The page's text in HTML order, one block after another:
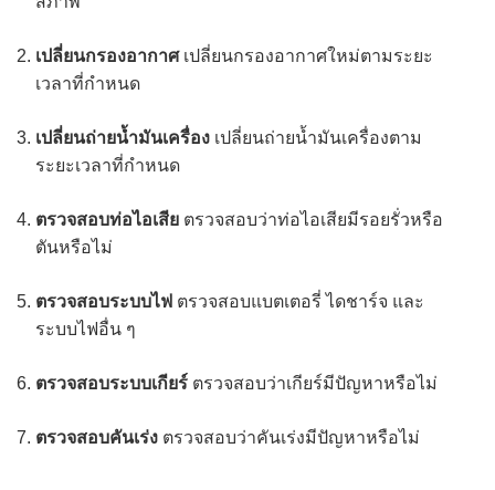
เปลี่ยนกรองอากาศ เปลี่ยนกรองอากาศใหม่ตามระยะ
เวลาที่กำหนด
เปลี่ยนถ่ายน้ำมันเครื่อง เปลี่ยนถ่ายน้ำมันเครื่องตาม
ระยะเวลาที่กำหนด
ตรวจสอบท่อไอเสีย ตรวจสอบว่าท่อไอเสียมีรอยรั่วหรือ
ตันหรือไม่
ตรวจสอบระบบไฟ ตรวจสอบแบตเตอรี่ ไดชาร์จ และ
ระบบไฟอื่น ๆ
ตรวจสอบระบบเกียร์ ตรวจสอบว่าเกียร์มีปัญหาหรือไม่
ตรวจสอบคันเร่ง ตรวจสอบว่าคันเร่งมีปัญหาหรือไม่